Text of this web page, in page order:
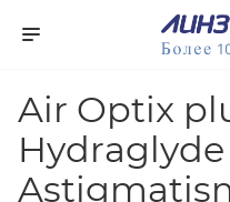
Air Optix